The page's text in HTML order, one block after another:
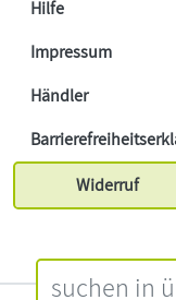
Hilfe
Impressum
Händler
Widerruf